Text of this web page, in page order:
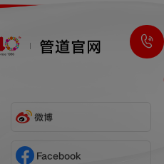
管道官网
微博
Facebook